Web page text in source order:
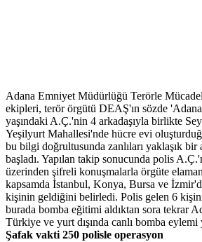
Adana Emniyet Müdürlüğü Terörle
ekipleri, terör örgütü DEAŞ'ın sözde
yaşındaki A.Ç.'nin 4 arkadaşıyla birlikte
Yeşilyurt Mahallesi'nde hücre evi
bu bilgi doğrultusunda zanlıları yaklaşık
başladı. Yapılan takip sonucunda polis
üzerinden şifreli konuşmalarla örgüte elaman
kapsamda İstanbul, Konya, Bursa ve
kişinin geldiğini belirledi. Polis gelen 6
burada bomba eğitimi aldıktan sora tekrar
Türkiye ve yurt dışında canlı bomba eylemi
Şafak vakti 250 polisle operasyon